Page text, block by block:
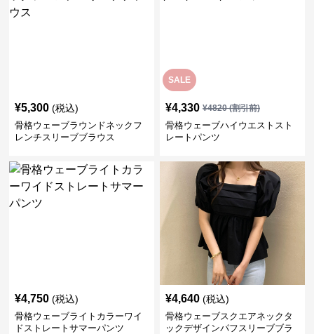
¥5,300 (税込)
骨格ウェーブラウンドネックフ
レンチスリーブブラウス
SALE
¥4,330 ¥4820(割引前)
骨格ウェーブハイウエストスト
レートパンツ
¥4,750 (税込)
骨格ウェーブライトカラーワイ
ドストレートサマーパンツ
¥4,640 (税込)
骨格ウェーブスクエアネックタ
ックデザインパフスリーブブラ